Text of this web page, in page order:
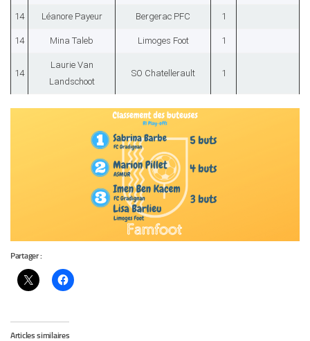
14 Léanore Payeur Bergerac PFC 1
14 Mina Taleb Limoges Foot 1
14
Laurie Van
Landschoot
SO Chatellerault 1
Partager :
Articles similaires